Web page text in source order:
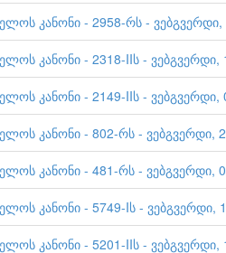
კანონი - 2958-რს -
კანონი - 2318-IIს -
კანონი - 2149-IIს - ვებგვერდი,
კანონი - 802-რს - ვებგვერდი,
კანონი - 481-რს - ვებგვერდი,
კანონი - 5749-Iს - ვებგვერდი,
კანონი - 5201-IIს -